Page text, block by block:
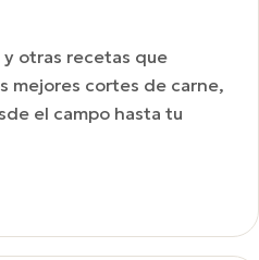
y otras recetas que
mejores cortes de carne,
el campo hasta tu